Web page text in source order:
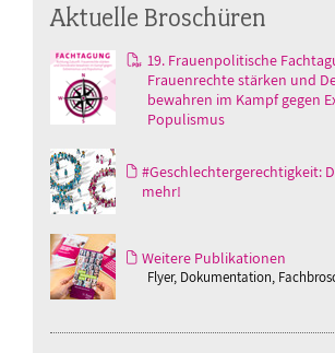
Aktuelle Broschüren
19. Frauenpolitische
Frauenrechte stärken und
bewahren im Kampf gegen
Populismus
#Geschlechtergerechtigkeit:
mehr!
Weitere Publikationen
Flyer, Dokumentation,